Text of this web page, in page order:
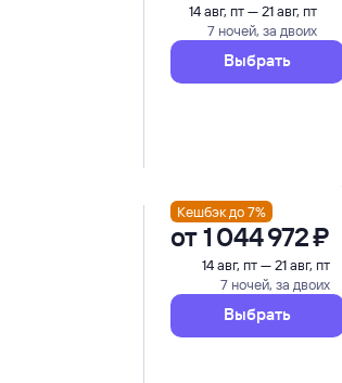
14 авг, пт — 21 авг, пт
7 ночей, за двоих
Выбрать
Кешбэк до 7%
от1 ⁠044 ⁠972 ⁠₽
14 авг, пт — 21 авг, пт
7 ночей, за двоих
Выбрать